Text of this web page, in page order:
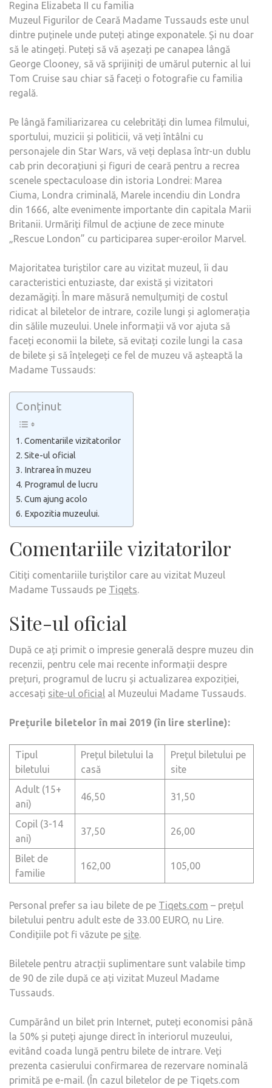
Regina Elizabeta II cu familia
Muzeul Figurilor de Ceară Madame Tussauds este unul
dintre puținele unde puteți atinge exponatele. Și nu doar
să le atingeți. Puteți să vă așezați pe canapea lângă
George Clooney, să vă sprijiniți de umărul puternic al lui
Tom Cruise sau chiar să faceți o fotografie cu familia
regală.
Pe lângă familiarizarea cu celebrități din lumea filmului,
sportului, muzicii și politicii, vă veți întâlni cu
personajele din Star Wars, vă veți deplasa într-un dublu
cab prin decorațiuni și figuri de ceară pentru a recrea
scenele spectaculoase din istoria Londrei: Marea
Ciuma, Londra criminală, Marele incendiu din Londra
din 1666, alte evenimente importante din capitala Marii
Britanii. Urmăriți filmul de acțiune de zece minute
„Rescue London” cu participarea super-eroilor Marvel.
Majoritatea turiștilor care au vizitat muzeul, îi dau
caracteristici entuziaste, dar există și vizitatori
dezamăgiți. În mare măsură nemulțumiți de costul
ridicat al biletelor de intrare, cozile lungi și aglomerația
din sălile muzeului. Unele informații vă vor ajuta să
faceți economii la bilete, să evitați cozile lungi la casa
de bilete și să înțelegeți ce fel de muzeu vă așteaptă la
Madame Tussauds:
Conținut
Comentariile vizitatorilor
Site-ul oficial
Intrarea în muzeu
Programul de lucru
Cum ajung acolo
Expozitia muzeului.
Comentariile vizitatorilor
Citiți comentariile turiștilor care au vizitat Muzeul
Madame Tussauds pe Tiqets.
Site-ul oficial
După ce ați primit o impresie generală despre muzeu din
recenzii, pentru cele mai recente informații despre
prețuri, programul de lucru și actualizarea expoziției,
accesați site-ul oficial al Muzeului Madame Tussauds.
Prețurile biletelor în mai 2019 (în lire sterline):
Tipul
biletului
Prețul biletului la
casă
Prețul biletului pe
site
Adult (15+
ani)
46,50 31,50
Copil (3-14
ani)
37,50 26,00
Bilet de
familie
162,00 105,00
Personal prefer sa iau bilete de pe Tiqets.com – prețul
biletului pentru adult este de 33.00 EURO, nu Lire.
Condițiile pot fi văzute pe site.
Biletele pentru atracții suplimentare sunt valabile timp
de 90 de zile după ce ați vizitat Muzeul Madame
Tussauds.
Cumpărând un bilet prin Internet, puteți economisi până
la 50% și puteți ajunge direct în interiorul muzeului,
evitând coada lungă pentru bilete de intrare. Veți
prezenta casierului confirmarea de rezervare nominală
primită pe e-mail. (În cazul biletelor de pe Tiqets.com